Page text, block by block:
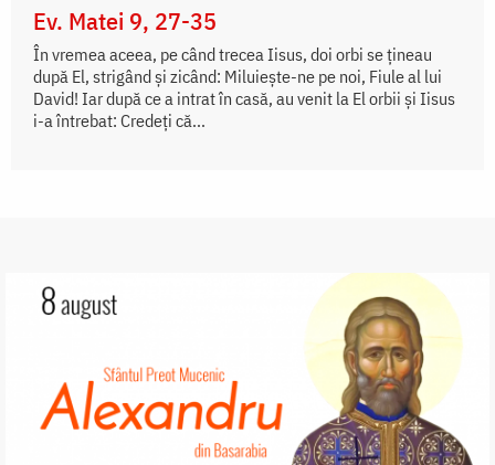
Ev. Matei 9, 27-35
În vremea aceea, pe când trecea Iisus, doi orbi se țineau
după El, strigând și zicând: Miluiește-ne pe noi, Fiule al lui
David! Iar după ce a intrat în casă, au venit la El orbii și Iisus
i-a întrebat: Credeți că...